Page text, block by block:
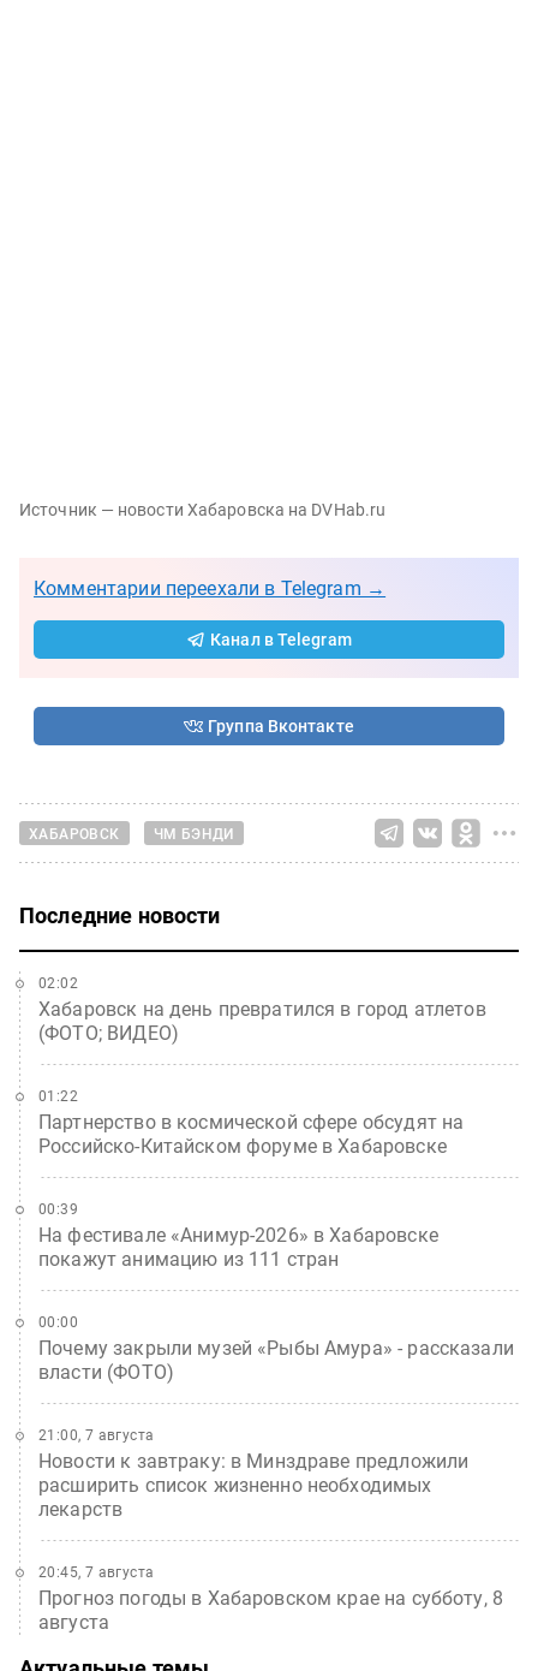
Источник — новости Хабаровска на DVHab.ru
Комментарии переехали в Telegram →
Канал в Telegram
Группа Вконтакте
ХАБАРОВСК ЧМ БЭНДИ
Последние новости
Хабаровск на день превратился в город атлетов
(ФОТО; ВИДЕО)
02:02
Партнерство в космической сфере обсудят на
Российско-Китайском форуме в Хабаровске
01:22
На фестивале «Анимур-2026» в Хабаровске
покажут анимацию из 111 стран
00:39
Почему закрыли музей «Рыбы Амура» - рассказали
власти (ФОТО)
00:00
Новости к завтраку: в Минздраве предложили
расширить список жизненно необходимых
лекарств
21:00, 7 августа
Прогноз погоды в Хабаровском крае на субботу, 8
августа
20:45, 7 августа